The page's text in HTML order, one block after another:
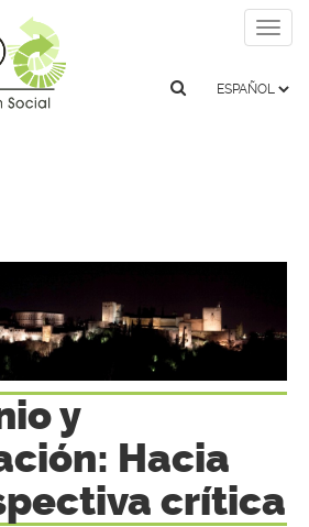
y
Hacia
crítica